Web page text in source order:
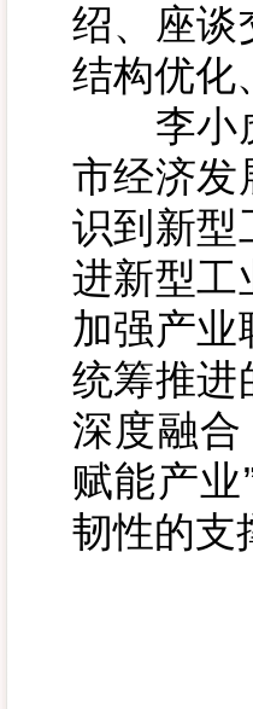
绍、座谈
结构优化
李小虎
市经济发
识到新型
进新型工
加强产业
统筹推进
深度融
赋能产
韧性的支